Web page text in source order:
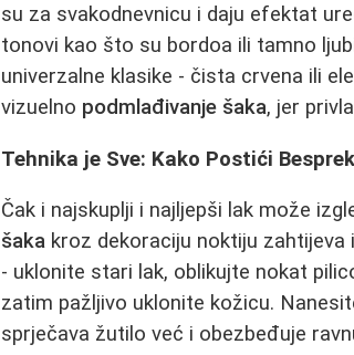
su za svakodnevnicu i daju efektat
tonovi kao što su bordoa ili tamno
univerzalne klasike - čista crvena ili
vizuelno podmlađivanje šaka, jer
Tehnika je Sve: Kako Postići
Čak i najskuplji i najljepši lak može
šaka kroz dekoraciju noktiju
- uklonite stari lak, oblikujte nokat
zatim pažljivo uklonite kožicu.
sprječava žutilo već i obezbeđuje